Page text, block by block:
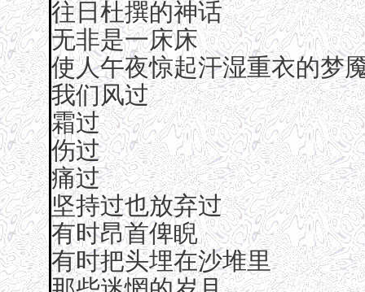
往日杜撰的神话
无非是一床床
使人午夜惊起汗湿重衣的梦
我们风过
霜过
伤过
痛过
坚持过也放弃过
有时昂首俾睨
有时把头埋在沙堆里